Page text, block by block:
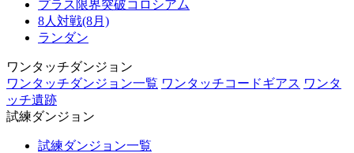
プラス限界突破コロシアム
8人対戦(8月)
ランダン
ワンタッチダンジョン
ワンタッチダンジョン一覧 ワンタッチコードギアス ワンタ
ッチ遺跡
試練ダンジョン
試練ダンジョン一覧